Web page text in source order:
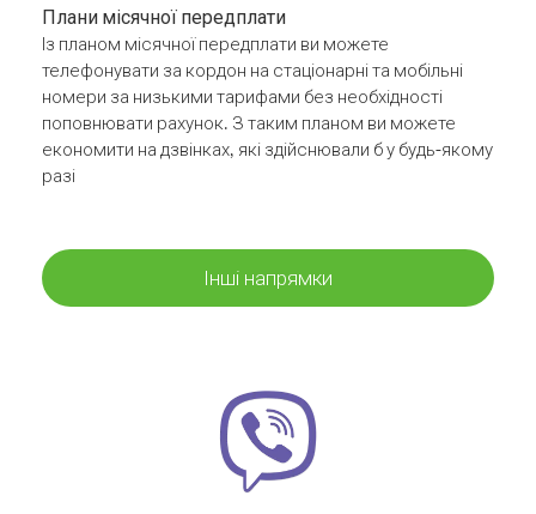
Плани місячної передплати
Із планом місячної передплати ви можете
телефонувати за кордон на стаціонарні та мобільні
номери за низькими тарифами без необхідності
поповнювати рахунок. З таким планом ви можете
економити на дзвінках, які здійснювали б у будь-якому
разі
Інші напрямки